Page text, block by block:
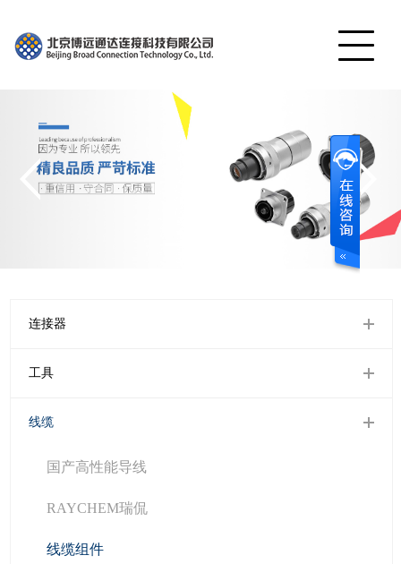
网站首页
公司简介
工程案例
联系我们
连接器
工具
线缆
国产高性能导线
RAYCHEM瑞侃
线缆组件